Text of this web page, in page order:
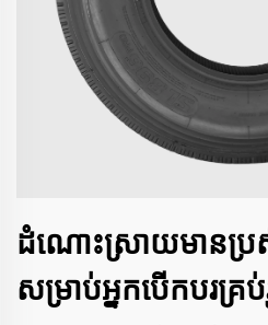
ដំណោះស្រាយមានប្រ
សម្រាប់អ្នកបើកបរគ្រ